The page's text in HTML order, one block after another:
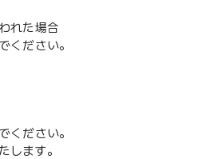
れた場合
ださい。
ください。
します。